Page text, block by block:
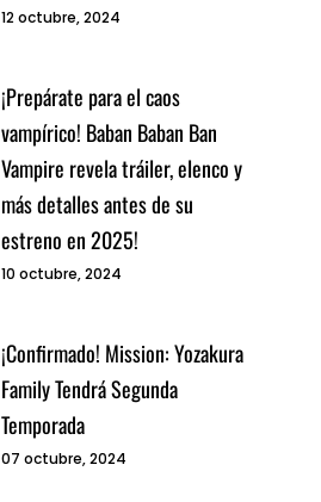
12 octubre, 2024
¡Prepárate para el caos
vampírico! Baban Baban Ban
Vampire revela tráiler, elenco y
más detalles antes de su
estreno en 2025!
10 octubre, 2024
¡Confirmado! Mission: Yozakura
Family Tendrá Segunda
Temporada
07 octubre, 2024